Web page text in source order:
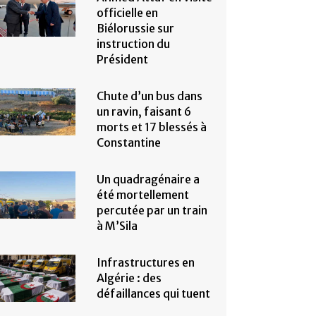
officielle en
Biélorussie sur
instruction du
Président
Chute d’un bus dans
un ravin, faisant 6
morts et 17 blessés à
Constantine
Un quadragénaire a
été mortellement
percutée par un train
à M’Sila
Infrastructures en
Algérie : des
défaillances qui tuent